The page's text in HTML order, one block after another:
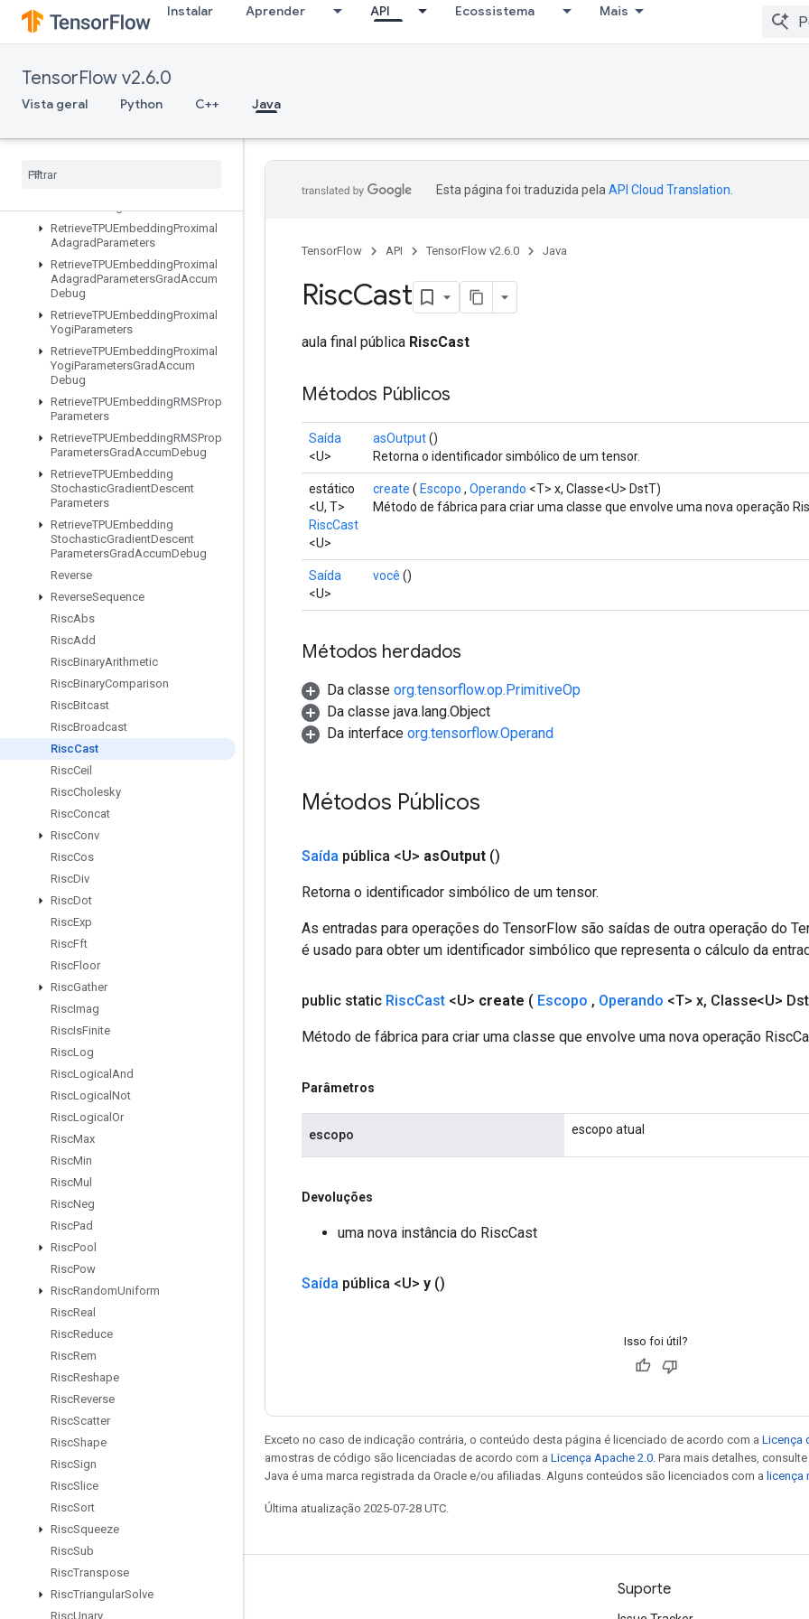
Instalar Aprender API Ecossistema Mais
TensorFlow v2.6.0
Vista geral Python C++ Java
RetrieveTPUEmbeddingCenteredRMSPropParameters
RetrieveTPUEmbeddingFTRLParameters
RetrieveTPUEmbeddingFrequencyEstimatorParameters
RetrieveTPUEmbeddingFrequencyEstimatorParametersGradAccumDebug
RetrieveTPUEmbedding
Retrieve
RetrieveTPUEmbeddingProximal
AdagradParameters
RetrieveTPUEmbeddingProximal
AdagradParametersGradAccum
Debug
RetrieveTPUEmbeddingProximal
YogiParameters
RetrieveTPUEmbeddingProximal
YogiParametersGradAccum
Debug
RetrieveTPUEmbeddingRMSProp
Parameters
RetrieveTPUEmbeddingRMSProp
ParametersGradAccumDebug
RetrieveTPUEmbedding
StochasticGradientDescent
Parameters
RetrieveTPUEmbedding
StochasticGradientDescent
ParametersGradAccumDebug
Reverse
ReverseSequence
RiscAbs
RiscAdd
RiscBinaryArithmetic
RiscBinaryComparison
RiscBitcast
RiscBroadcast
RiscCast
RiscCeil
RiscCholesky
RiscConcat
RiscConv
RiscCos
RiscDiv
RiscDot
RiscExp
RiscFft
RiscFloor
RiscGather
RiscImag
RiscIsFinite
RiscLog
RiscLogical And
RiscLogical Not
RiscLogical Or
RiscMax
RiscMin
RiscMul
RiscNeg
RiscPad
RiscPool
RiscPow
RiscRandomUniform
RiscReal
RiscReduce
RiscRem
RiscReshape
RiscReverse
RiscScatter
RiscShape
RiscSign
RiscSlice
RiscSort
RiscSqueeze
RiscSub
RiscTranspose
RiscTriangularSolve
RiscUnary
Esta página foi traduzida pela API Cloud Translation
TensorFlow API TensorFlow v2.6.0 Java
RiscCast
aula final pública RiscCast
Métodos Públicos
Saída
<U>
asOutput()
Retorna o identificador simbólico de um tensor.
estático
<U, T>
RiscCast
<U>
create ( Escopo , Operando <T> x, Classe<U> DstT)
Método de fábrica para criar uma classe que envolve uma nova operação
Saída
<U>
você ()
Métodos herdados
Da classe org.tensorflow.op.PrimitiveOp
Da classe java.lang.Object
Da interface org.tensorflow.Operand
Métodos Públicos
Saída pública <U> asOutput ()
Retorna o identificador simbólico de um tensor.
As entradas para operações do TensorFlow são saídas de outra operação do
é usado para obter um identificador simbólico que representa o cálculo da
public static RiscCast <U> create ( Escopo , Operando <T> x, Classe<U> Dst
Método de fábrica para criar uma classe que envolve uma nova operação
Parâmetros
escopo escopo atual
Devoluções
uma nova instância do RiscCast
Saída pública <U> y ()
Isso foi útil?
Exceto no caso de indicação contrária, o conteúdo desta página é licenciado de acordo com a Licença
amostras de código são licenciadas de acordo com a Licença Apache 2.0 . Para mais detalhes,
Java é uma marca registrada da Oracle e/ou afiliadas. Alguns conteúdos são licenciados com a licença
Última atualização 2025-07-28 UTC.
Permanecer conectado Suporte